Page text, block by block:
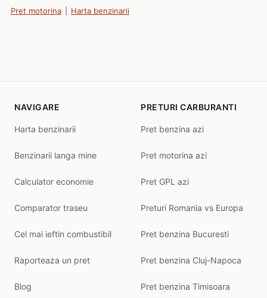
Pret motorina Harta benzinarii
NAVIGARE
Harta benzinarii
Benzinarii langa mine
Calculator economie
Comparator traseu
Cel mai ieftin combustibil
Raporteaza un pret
Blog
PRETURI CARBURANTI
Pret benzina azi
Pret motorina azi
Pret GPL azi
Preturi Romania vs Europa
Pret benzina Bucuresti
Pret benzina Cluj-Napoca
Pret benzina Timisoara